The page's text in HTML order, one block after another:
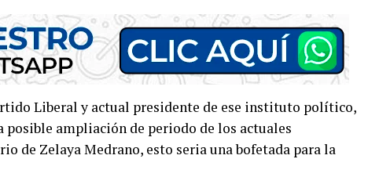
Liberal y actual presidente de ese instituto político,
posible ampliación de periodo de los actuales
de Zelaya Medrano, esto seria una bofetada para la